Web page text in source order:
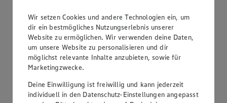
gelbfleischig, aus Spanien oder Italien, Klasse I, 1 kg
Wir setzen Cookies und andere Technologien ein, um
dir ein bestmögliches Nutzungserlebnis unserer
Website zu ermöglichen. Wir verwenden deine Daten,
um unsere Website zu personalisieren und dir
möglichst relevante Inhalte anzubieten, sowie für
Marketingzwecke.
Deine Einwilligung ist freiwillig und kann jederzeit
individuell in den Datenschutz-Einstellungen angepasst